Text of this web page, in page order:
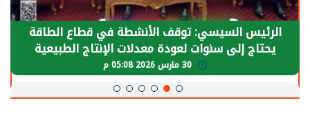
الرئيس السيسي: توقف الأنشطة في قطاع الطاقة
يحتاج إلى سنوات لعودة معدلات الإنتاج الطبيعية